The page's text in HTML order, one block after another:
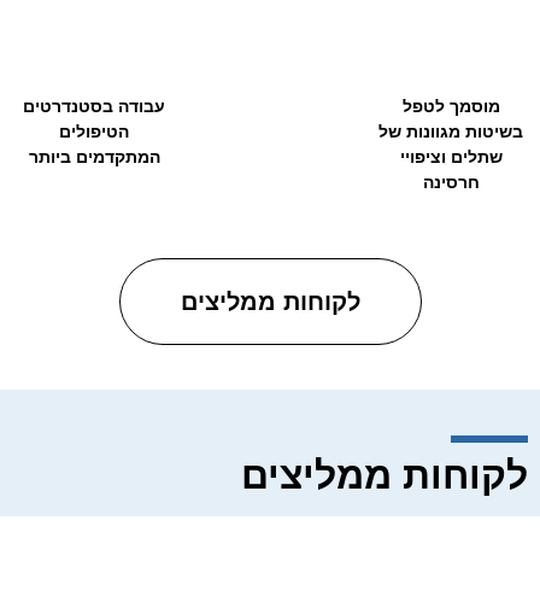
מוסמך לטפל
בשיטות מגוונות של
שתלים וציפויי
חרסינה
עבודה בסטנדרטים
הטיפולים
המתקדמים ביותר
לקוחות ממליצים
לקוחות ממליצים